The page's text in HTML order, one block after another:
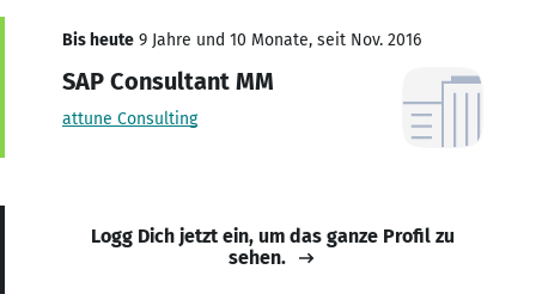
Bis heute 9 Jahre und 10 Monate, seit Nov. 2016
SAP Consultant MM
attune Consulting
Logg Dich jetzt ein, um das ganze Profil zu
sehen.